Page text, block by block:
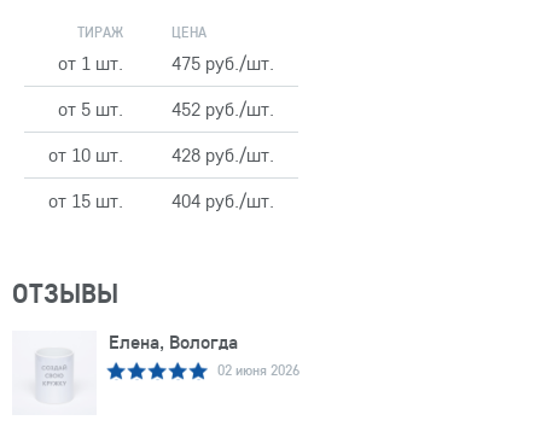
ТИРАЖ ЦЕНА
от 1 шт.
475 руб./шт.
от 5 шт.
452 руб./шт.
от 10 шт.
428 руб./шт.
от 15 шт.
404 руб./шт.
ОТЗЫВЫ
Елена, Вологда
02 июня 2026